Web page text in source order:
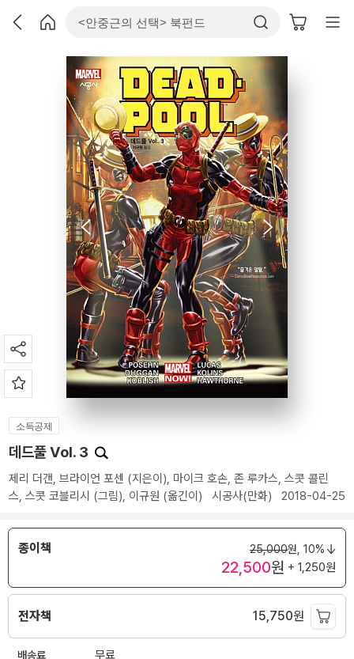
소득공제
데드풀 Vol. 3
제리 더갠, 브라이언 포센 (지은이), 마이크 호손, 존 루카스, 스콧 콜린
스, 스콧 코블리시 (그림), 이규원 (옮긴이) 시공사(만화) 2018-04-25
종이책 25,000원, 10%
22,500원 + 1,250원
전자책 15,750원
배송료 무료